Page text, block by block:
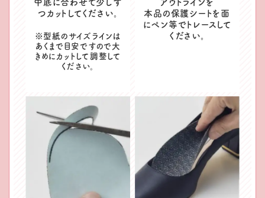
中底に合わせて少しず
つカットしてください。
※型紙のサイズラインは
あくまで目安ですので大
きめにカットして調整して
ください。
アウトラインを
本品の保護シートを面
にペン等で トレースして
ください。